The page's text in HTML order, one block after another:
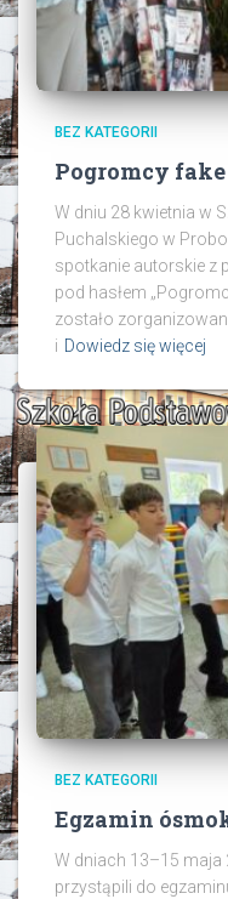
BEZ KATEGORII
Pogromcy
W dniu 28 kwietnia w
Puchalskiego w
spotkanie autorskie z
pod hasłem
zostało
i Dowiedz się więcej
BEZ KATEGORII
Egzamin
W dniach 13–15
przystąpili do